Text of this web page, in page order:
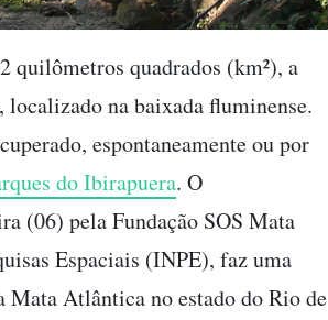
quilômetros quadrados (km²), a
na baixada fluminense.
espontaneamente ou por
do Ibirapuera. O
(06) pela Fundação SOS Mata
Espaciais (INPE), faz uma
Mata Atlântica no estado do Rio de